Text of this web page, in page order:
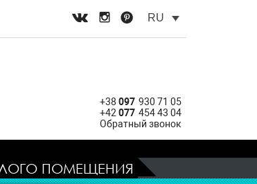
RU
+38 097 930 71 05
+42 077 454 43 04
Обратный звонок
ПОМЕЩЕНИЯ